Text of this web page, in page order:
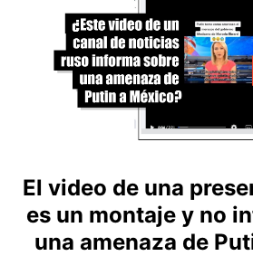
El video de una
es un montaje y no
una amenaza de